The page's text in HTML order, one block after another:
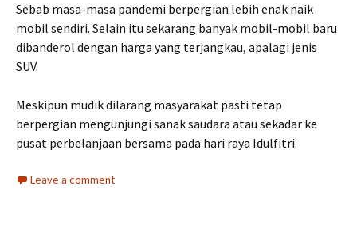
Sebab masa-masa pandemi berpergian lebih enak naik
mobil sendiri. Selain itu sekarang banyak mobil-mobil baru
dibanderol dengan harga yang terjangkau, apalagi jenis
SUV.
Meskipun mudik dilarang masyarakat pasti tetap
berpergian mengunjungi sanak saudara atau sekadar ke
pusat perbelanjaan bersama pada hari raya Idulfitri.
Leave a comment